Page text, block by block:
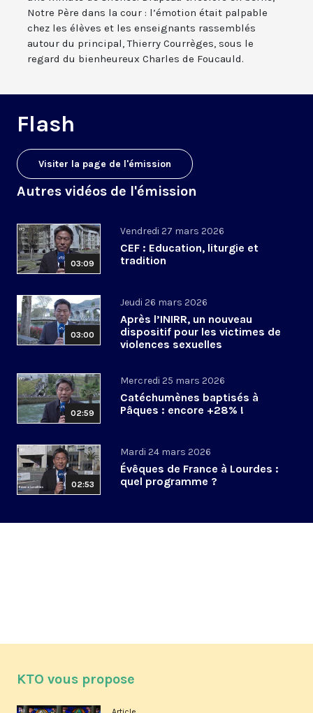
Notre Père dans la cour : l’émotion était palpable
chez les élèves et les enseignants rassemblés
autour du principal, Thierry Courrèges, sous le
regard du bienheureux Charles de Foucauld.
Flash
Visiter la page de l'émission
Autres vidéos de l'émission
03:09
Vendredi 27 mars 2026
CEF : Education, liturgie et
tradition
03:00
Jeudi 26 mars 2026
Après l’INIRR, un nouveau
dispositif pour les victimes de
violences sexuelles
02:59
Mercredi 25 mars 2026
Catéchumènes baptisés à
Pâques : encore +28% !
02:53
Mardi 24 mars 2026
Évêques de France à Lourdes :
quel programme ?
KTO vous propose